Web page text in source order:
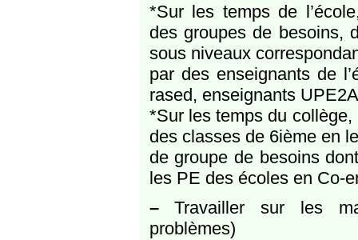
*Sur les temps de
des groupes de besoins,
sous niveaux
par des enseignants de
rased, enseignants
*Sur les temps du collège,
des classes de 6ième en
de groupe de besoins
les PE des écoles en Co-
–Travailler sur les
problèmes)